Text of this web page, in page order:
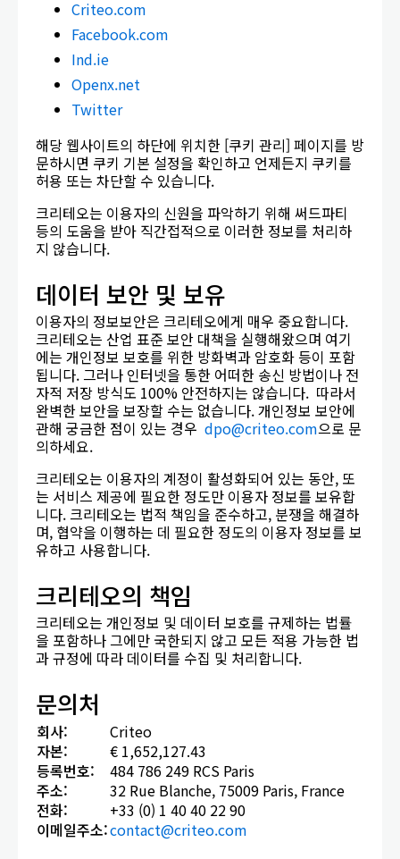
Criteo.com
Facebook.com
Ind.ie
Openx.net
Twitter
해당 웹사이트의 하단에 위치한 [쿠키 관리] 페이지를 방
문하시면 쿠키 기본 설정을 확인하고 언제든지 쿠키를
허용 또는 차단할 수 있습니다.
크리테오는 이용자의 신원을 파악하기 위해 써드파티
등의 도움을 받아 직간접적으로 이러한 정보를 처리하
지 않습니다.
데이터 보안 및 보유
이용자의 정보보안은 크리테오에게 매우 중요합니다.
크리테오는 산업 표준 보안 대책을 실행해왔으며 여기
에는 개인정보 보호를 위한 방화벽과 암호화 등이 포함
됩니다. 그러나 인터넷을 통한 어떠한 송신 방법이나 전
자적 저장 방식도 100% 안전하지는 않습니다. 따라서
완벽한 보안을 보장할 수는 없습니다. 개인정보 보안에
관해 궁금한 점이 있는 경우 dpo@criteo.com으로 문
의하세요.
크리테오는 이용자의 계정이 활성화되어 있는 동안, 또
는 서비스 제공에 필요한 정도만 이용자 정보를 보유합
니다. 크리테오는 법적 책임을 준수하고, 분쟁을 해결하
며, 협약을 이행하는 데 필요한 정도의 이용자 정보를 보
유하고 사용합니다.
크리테오의 책임
크리테오는 개인정보 및 데이터 보호를 규제하는 법률
을 포함하나 그에만 국한되지 않고 모든 적용 가능한 법
과 규정에 따라 데이터를 수집 및 처리합니다.
문의처
회사:
Criteo
자본:
€ 1,652,127.43
등록번호:
484 786 249 RCS Paris
주소:
32 Rue Blanche, 75009 Paris, France
전화:
+33 (0) 1 40 40 22 90
이메일주소:contact@criteo.com